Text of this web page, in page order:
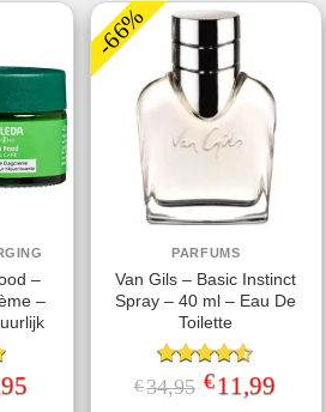
–
–
prijs
-66%
PARFUMS
Van Gils – Basic Instinct
Spray – 40 ml – Eau De
Toilette
Gewaardeerd
4.50uit 5
€34,95 Oorspronkelijke
prijs
€ 11,99Huidige